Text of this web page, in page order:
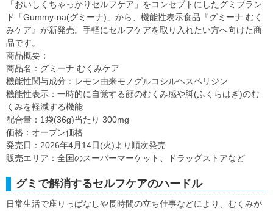
「おいしくちゃっかりセルフケア」をコンセプトにしたグミブラン
ド「Gummy-na(グミーナ)」から、機能性表示食品『グミーナ むく
みケア』が新発売。手軽にセルフケアを取り入れたい方へ向けた商
品です。
商品概要：
商品名：グミーナ むくみケア
機能性関与成分：レモン由来モノグルコシルヘスペリジン
機能性表示：一時的に自覚する顔のむくみ感や脚(ふくらはぎ)のむ
くみを軽減する機能
配合量：1袋(36g)当たり 300mg
価格：オープン価格
発売日：2026年4月14日(火)より順次発売
販売エリア：全国のスーパーマーケット、ドラッグストアなど
グミで解消するセルフケアのハードル
日常生活で座りっぱなしや長時間の立ち仕事などにより、むくみが